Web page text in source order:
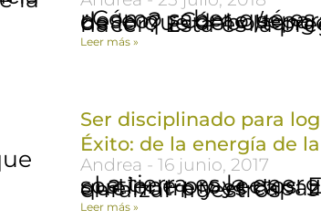
¿Cómo saber qué es lo que deseo? ¿Cómo separarlo de lo que debo/tengo que
Leer más »
Ser disciplinado para
Éxito: de la energía de
Andrea 16 junio, 2017
La tierra es la energía que sostiene proyectos. Es la que nutre y es capaz de enraizar nuestros
Leer más »